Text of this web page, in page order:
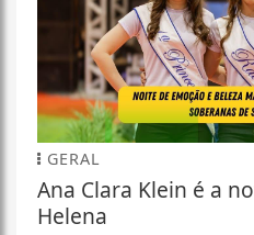
GERAL
Ana Clara Klein é a
Helena